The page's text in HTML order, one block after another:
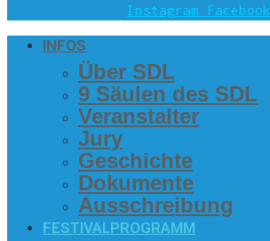
Instagram Facebook
INFOS
Über SDL
9 Säu­len des SDL
Ver­an­stal­ter
Jury
Geschich­te
Doku­men­te
Aus­schrei­bung
FES­TI­VAL­PRO­GRAMM